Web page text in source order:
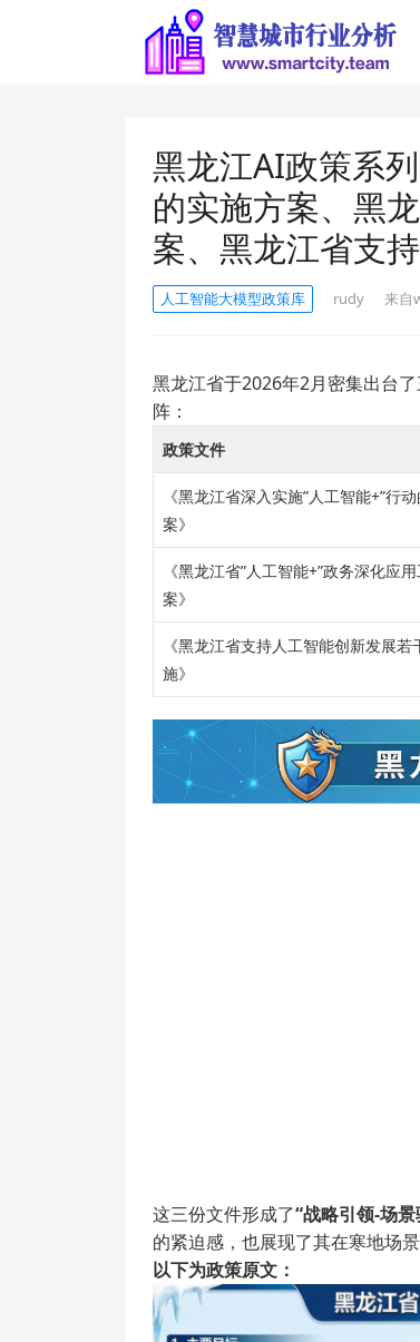
黑龙江AI政策系
的实施方案、黑
案、黑龙江省支
人工智能大模型政策库 rudy 来自
黑龙江省于2026年2月密集出台
阵：
政策文件
《黑龙江省深入实施”人工智能+”行
案》
《黑龙江省”人工智能+”政务深化应
案》
《黑龙江省支持人工智能创新发展若
施》
这三份文件形成了“战略引领-场
的紧迫感，也展现了其在寒地场
以下为政策原文：